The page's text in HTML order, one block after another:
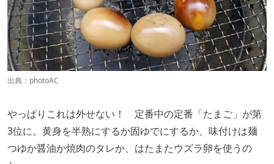
出典： photoAC
やっぱりこれは外せない！ 定番中の定番「たまご」が第
3位に。黄身を半熟にするか固ゆでにするか、味付けは麺
つゆか醤油か焼肉のタレか、はたまたウズラ卵を使うの